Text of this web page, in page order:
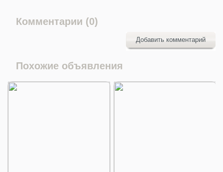
Комментарии (0)
Добавить комментарий
Похожие объявления